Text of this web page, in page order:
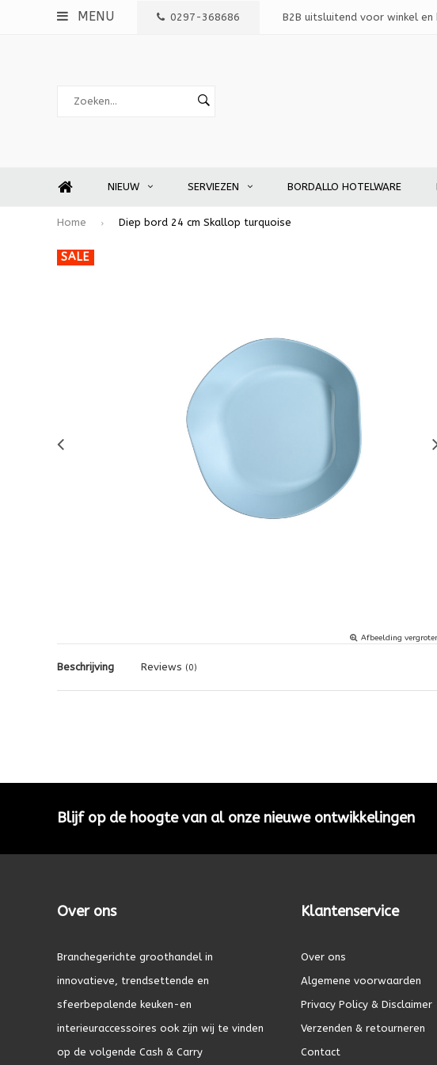
MENU 0297-368686 B2B uitsluitend voor winkel en
NIEUW SERVIEZEN BORDALLO HOTELWARE
Home Diep bord 24 cm Skallop turquoise
SALE
Afbeelding
Beschrijving Reviews (0)
Blijf op de hoogte van al onze nieuwe ontwikkelingen
Over ons
Branchegerichte groothandel in
innovatieve, trendsettende en
sfeerbepalende keuken-en
interieuraccessoires ook zijn wij te vinden
op de volgende Cash & Carry
Klantenservice
Over ons
Algemene voorwaarden
Privacy Policy & Disclaimer
Verzenden & retourneren
Contact